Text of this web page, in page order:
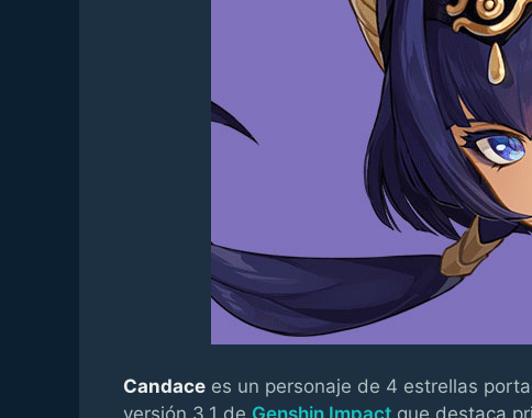
Candace es un personaje de 4 estrellas
versión 3.1 de Genshin Impact que destaca